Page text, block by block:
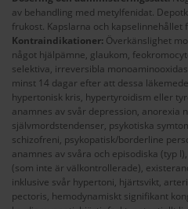
av behandling med metylfenidat.
frukost. Kapslarna och kapselinnehållet
Kontraindikationer: Överkänslighet
något hjälpämne, glaukom,
selektiva, irreversibla
minst 14 dagar efter att dessa
hypertonisk kris, hypertyroidism eller
anamnes av svår depression, anorexia
självmordstendenser, psykotiska
schizofreni, psykopatisk/borderline
anamnes av svåra och episodiska (typ
(som inte är välkontrollerade),
inklusive svår hypertoni, hjärtsvikt,
pectoris, hemodynamiskt signifikant